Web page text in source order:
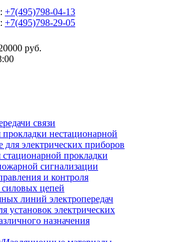
+7(495)798-04-13
+7(495)798-29-05
руб.
связи
нестационарной
для электрических приборов
прокладки
сигнализации
и контроля
цепей
линий электропередач
установок электрических
назначения